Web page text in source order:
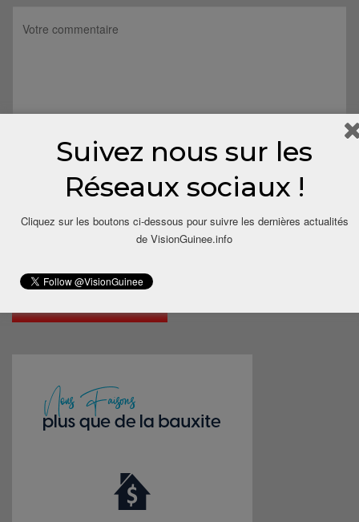
time I comment.
Suivez nous sur les
Réseaux sociaux !
Cliquez sur les boutons ci-dessous pour suivre les dernières actualités
de VisionGuinee.info